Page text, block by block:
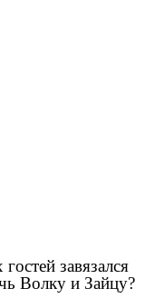
завязался
Волку и Зайцу?